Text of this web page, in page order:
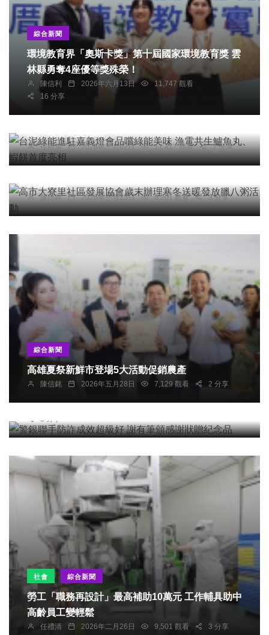
綜合新聞
環境教育界「奧斯卡獎」第十屆國家環境教育獎 雲
林縣勇奪4座優等獎殊榮！
陳信利 2026年六月13日
11,747 觀看
16 分享
農業
台泥綠能進駐嘉義燈會品嚐綠能美味 漁電共生鱸魚
任禮清 2026年三月02日 11,417 觀看 2 分享
綜合新聞
高市大寮里社區發展協會歲末辦理寒冬送暖發放臘
陳信銘 2026年一月23日 9,201 觀看 3 分享
綜合新聞
高雄夏祭新鮮市登場5大活動促銷農產
陳信銘 2026年五月28日 7,129 觀看 2 分享
社會
2 分享
社會 綜合新聞
勞工「職務再設計」最高補助10萬元 工作輔具助中
高齡員工變輕鬆
任禮清 2026年二月26日 9,501 觀看 3 分享